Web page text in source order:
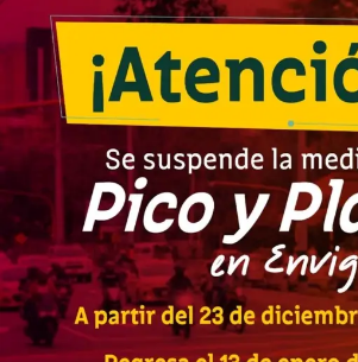
Descarga La APP
Programas
Noticias
Equipo
Sobre Nosotros
Contactos